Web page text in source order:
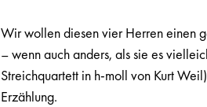
Wir wollen diesen vier Herren einen
– wenn auch anders, als sie es
Streichquartett in h-moll von Kurt
Erzählung.